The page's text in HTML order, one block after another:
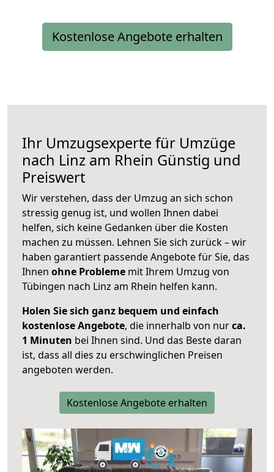
Kostenlose Angebote erhalten
Ihr Umzugsexperte für Umzüge
nach Linz am Rhein Günstig und
Preiswert
Wir verstehen, dass der Umzug an sich schon
stressig genug ist, und wollen Ihnen dabei
helfen, sich keine Gedanken über die Kosten
machen zu müssen. Lehnen Sie sich zurück – wir
haben garantiert passende Angebote für Sie, das
Ihnen ohne Probleme mit Ihrem Umzug von
Tübingen nach Linz am Rhein helfen kann.
Holen Sie sich ganz bequem und einfach
kostenlose Angebote, die innerhalb von nurca.
1 Minuten bei Ihnen sind. Und das Beste daran
ist, dass all dies zu erschwinglichen Preisen
angeboten werden.
Kostenlose Angebote erhalten